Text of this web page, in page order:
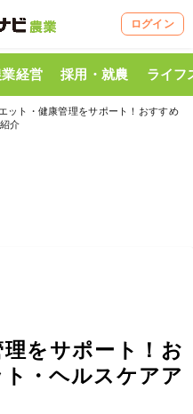
ログイン
業経営 採用・就農 ライフ
ット・健康管理をサポート！おすすめ
介
をサポート！お
・ヘルスケアア